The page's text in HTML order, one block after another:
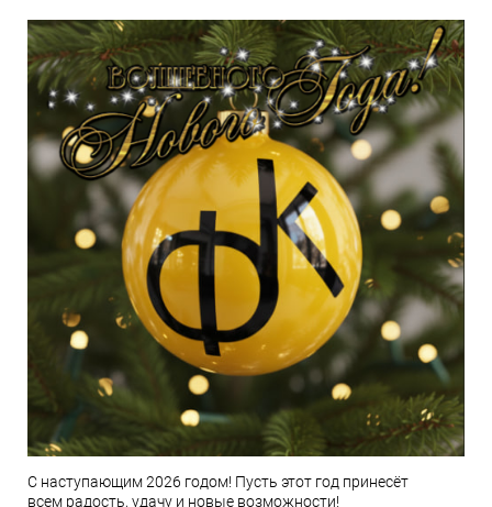
С наступающим 2026 годом! Пусть этот год принесёт
всем радость, удачу и новые возможности!